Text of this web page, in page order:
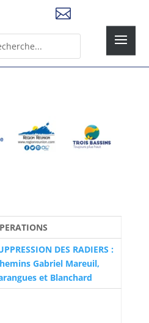

DES RADIERS :
Gabriel Mareuil,
et Blanchard